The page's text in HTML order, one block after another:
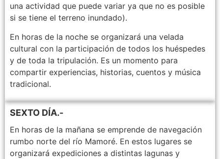
una actividad que puede variar ya que no es posible
si se tiene el terreno inundado).
En horas de la noche se organizará una velada
cultural con la participación de todos los huéspedes
y de toda la tripulación. Es un momento para
compartir experiencias, historias, cuentos y música
tradicional.
SEXTO DÍA.-
En horas de la mañana se emprende de navegación
rumbo norte del río Mamoré. En estos lugares se
organizará expediciones a distintas lagunas y